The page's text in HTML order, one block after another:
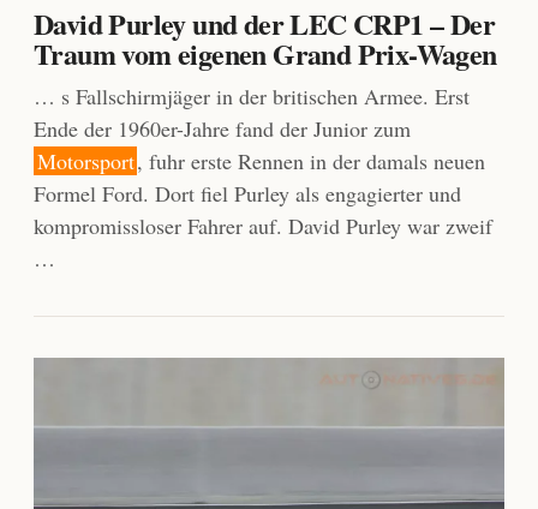
David Purley und der LEC CRP1 – Der
Traum vom eigenen Grand Prix-Wagen
… s Fallschirmjäger in der britischen Armee. Erst
Ende der 1960er-Jahre fand der Junior zum
Motorsport, fuhr erste Rennen in der damals neuen
Formel Ford. Dort fiel Purley als engagierter und
kompromissloser Fahrer auf. David Purley war zweif
…